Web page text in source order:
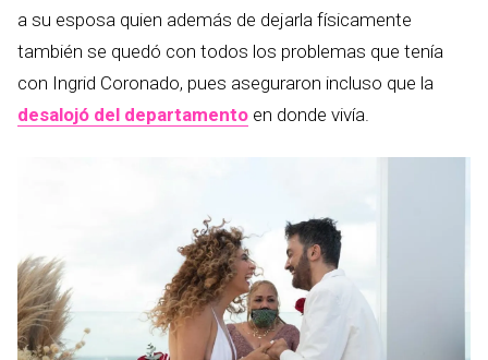
a su esposa quien además de dejarla físicamente
también se quedó con todos los problemas que tenía
con Ingrid Coronado, pues aseguraron incluso que la
desalojó del departamento en donde vivía.